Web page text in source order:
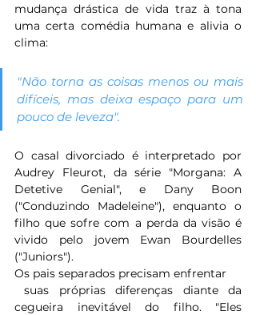
mudança drástica de vida traz à tona
uma certa comédia humana e alivia o
clima:
"Não torna as coisas menos ou mais
difíceis, mas deixa espaço para um
pouco de leveza".
O casal divorciado é interpretado por
Audrey Fleurot, da série "Morgana: A
Detetive Genial", e Dany Boon
("Conduzindo Madeleine"), enquanto o
filho que sofre com a perda da visão é
vivido pelo jovem Ewan Bourdelles
("Juniors").
Os pais separados precisam enfrentar
suas próprias diferenças diante da
cegueira inevitável do filho. "Eles